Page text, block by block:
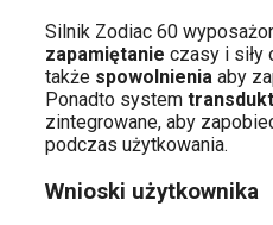
Silnik Zodiac 60
zapamiętanie czasy i siły
także spowolnienia aby
Ponadto system
zintegrowane, aby
podczas użytkowania.
Wnioski użytkownika